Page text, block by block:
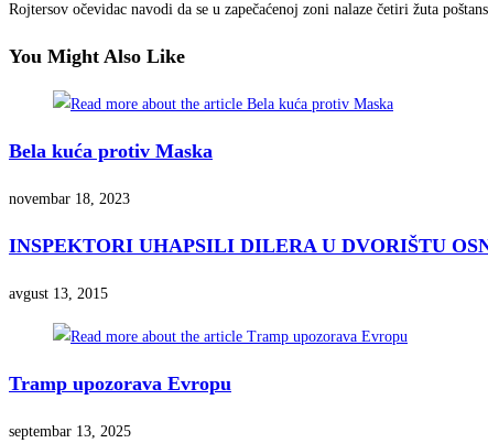
Rojtersov očevidac navodi da se u zapečaćenoj zoni nalaze četiri žuta
You Might Also Like
Bela kuća protiv Maska
novembar 18, 2023
INSPEKTORI UHAPSILI DILERA U DVORIŠTU
avgust 13, 2015
Tramp upozorava Evropu
septembar 13, 2025